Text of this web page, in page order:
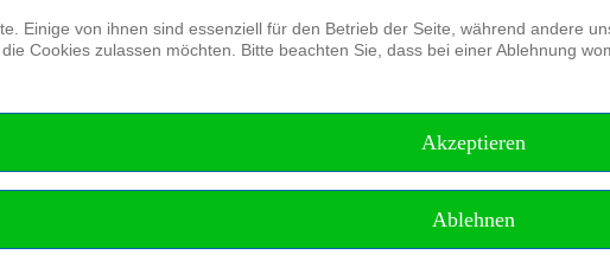
Der Verein Journal of Applied
Einige von ihnen sind essenziell für den Betrieb der Seite, während andere
Cookies zulassen möchten. Bitte beachten Sie, dass bei einer Ablehnung
Akzeptieren
Ablehnen